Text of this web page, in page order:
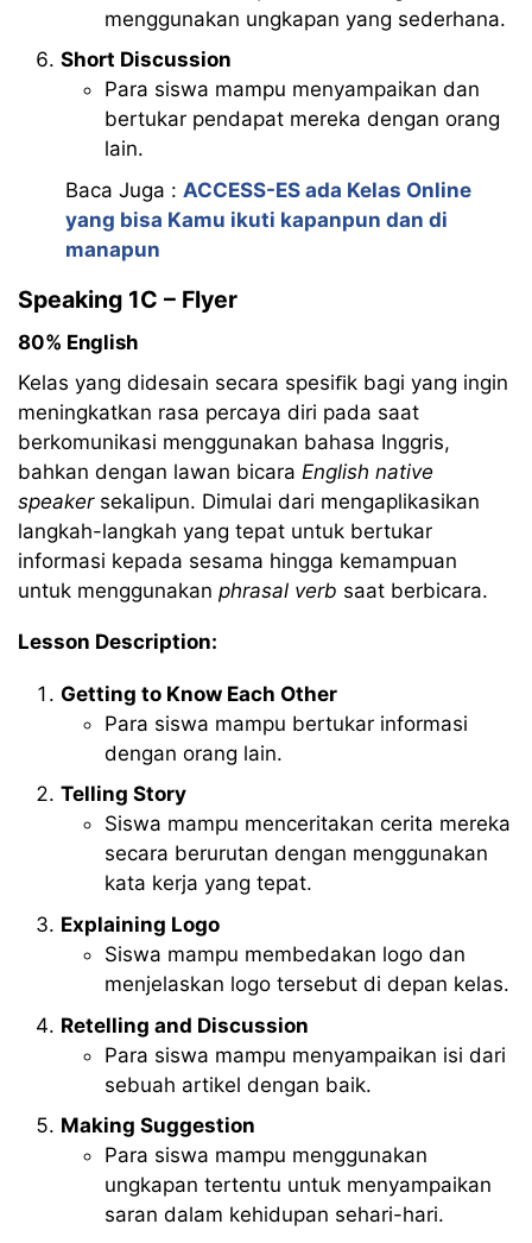
menggunakan ungkapan yang sederhana.
Short Discussion
Para siswa mampu menyampaikan dan
bertukar pendapat mereka dengan orang
lain.
Baca Juga : ACCESS-ES ada Kelas Online
yang bisa Kamu ikuti kapanpun dan di
manapun
Speaking 1C – Flyer
80% English
Kelas yang didesain secara spesiﬁk bagi yang ingin
meningkatkan rasa percaya diri pada saat
berkomunikasi menggunakan bahasa Inggris,
bahkan dengan lawan bicara English native
speakersekalipun. Dimulai dari mengaplikasikan
langkah-langkah yang tepat untuk bertukar
informasi kepada sesama hingga kemampuan
untuk menggunakan phrasal verb saat berbicara.
Lesson Description:
Getting to Know Each Other
Para siswa mampu bertukar informasi
dengan orang lain.
Telling Story
Siswa mampu menceritakan cerita mereka
secara berurutan dengan menggunakan
kata kerja yang tepat.
Explaining Logo
Siswa mampu membedakan logo dan
menjelaskan logo tersebut di depan kelas.
Retelling and Discussion
Para siswa mampu menyampaikan isi dari
sebuah artikel dengan baik.
Making Suggestion
Para siswa mampu menggunakan
ungkapan tertentu untuk menyampaikan
saran dalam kehidupan sehari-hari.